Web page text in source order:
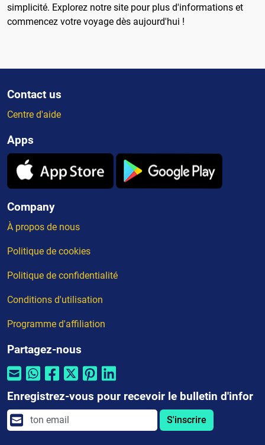
simplicité. Explorez notre site pour plus d'informations et
commencez votre voyage dès aujourd'hui !
Contact us
Centre d'aide
Apps
Company
À propos de nous
Politique de cookies
Politique de confidentialité
Conditions d'utilisation
Programme d'affiliation
Partagez-nous
Enregistrez-vous pour recevoir le bulletin d'infor
S'inscrire